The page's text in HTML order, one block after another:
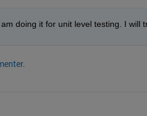
doing it for unit level testing. I will